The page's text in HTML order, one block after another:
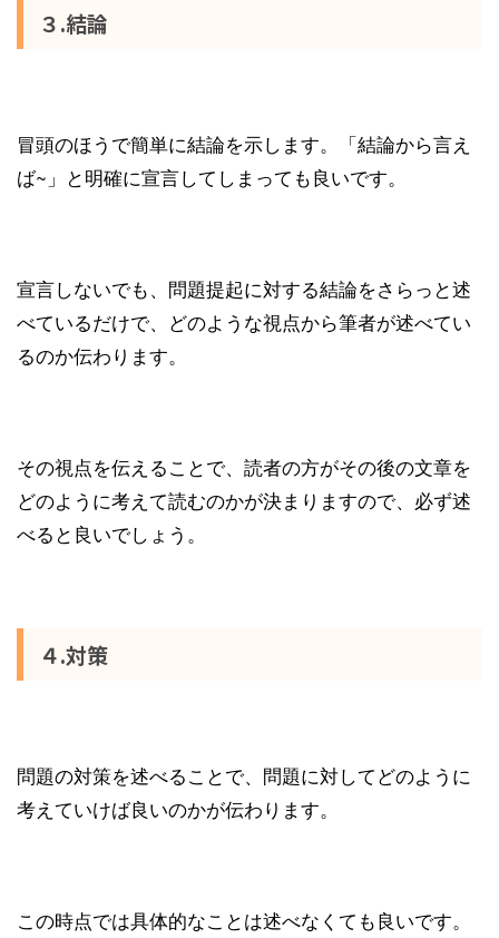
３.結論
冒頭のほうで簡単に結論を示します。「結論から言え
ば~」と明確に宣言してしまっても良いです。
宣言しないでも、問題提起に対する結論をさらっと述
べているだけで、どのような視点から筆者が述べてい
るのか伝わります。
その視点を伝えることで、読者の方がその後の文章を
どのように考えて読むのかが決まりますので、必ず述
べると良いでしょう。
４.対策
問題の対策を述べることで、問題に対してどのように
考えていけば良いのかが伝わります。
この時点では具体的なことは述べなくても良いです。